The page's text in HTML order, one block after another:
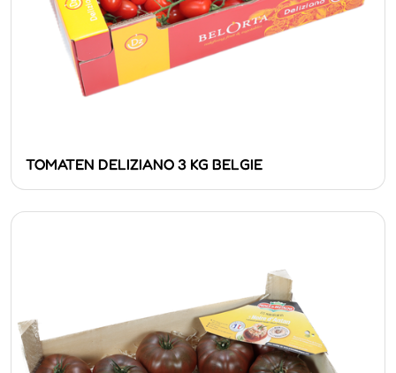
TOMATEN DELIZIANO 3 KG BELGIE